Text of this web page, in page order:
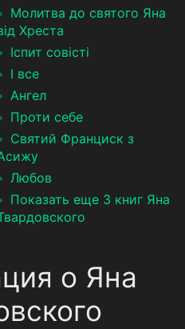
Молитва до святого Яна
Хреста
Іспит совісті
І все
Ангел
Проти себе
Святий Франциск з
Любов
Показать еще 3 книг Яна
о Яна